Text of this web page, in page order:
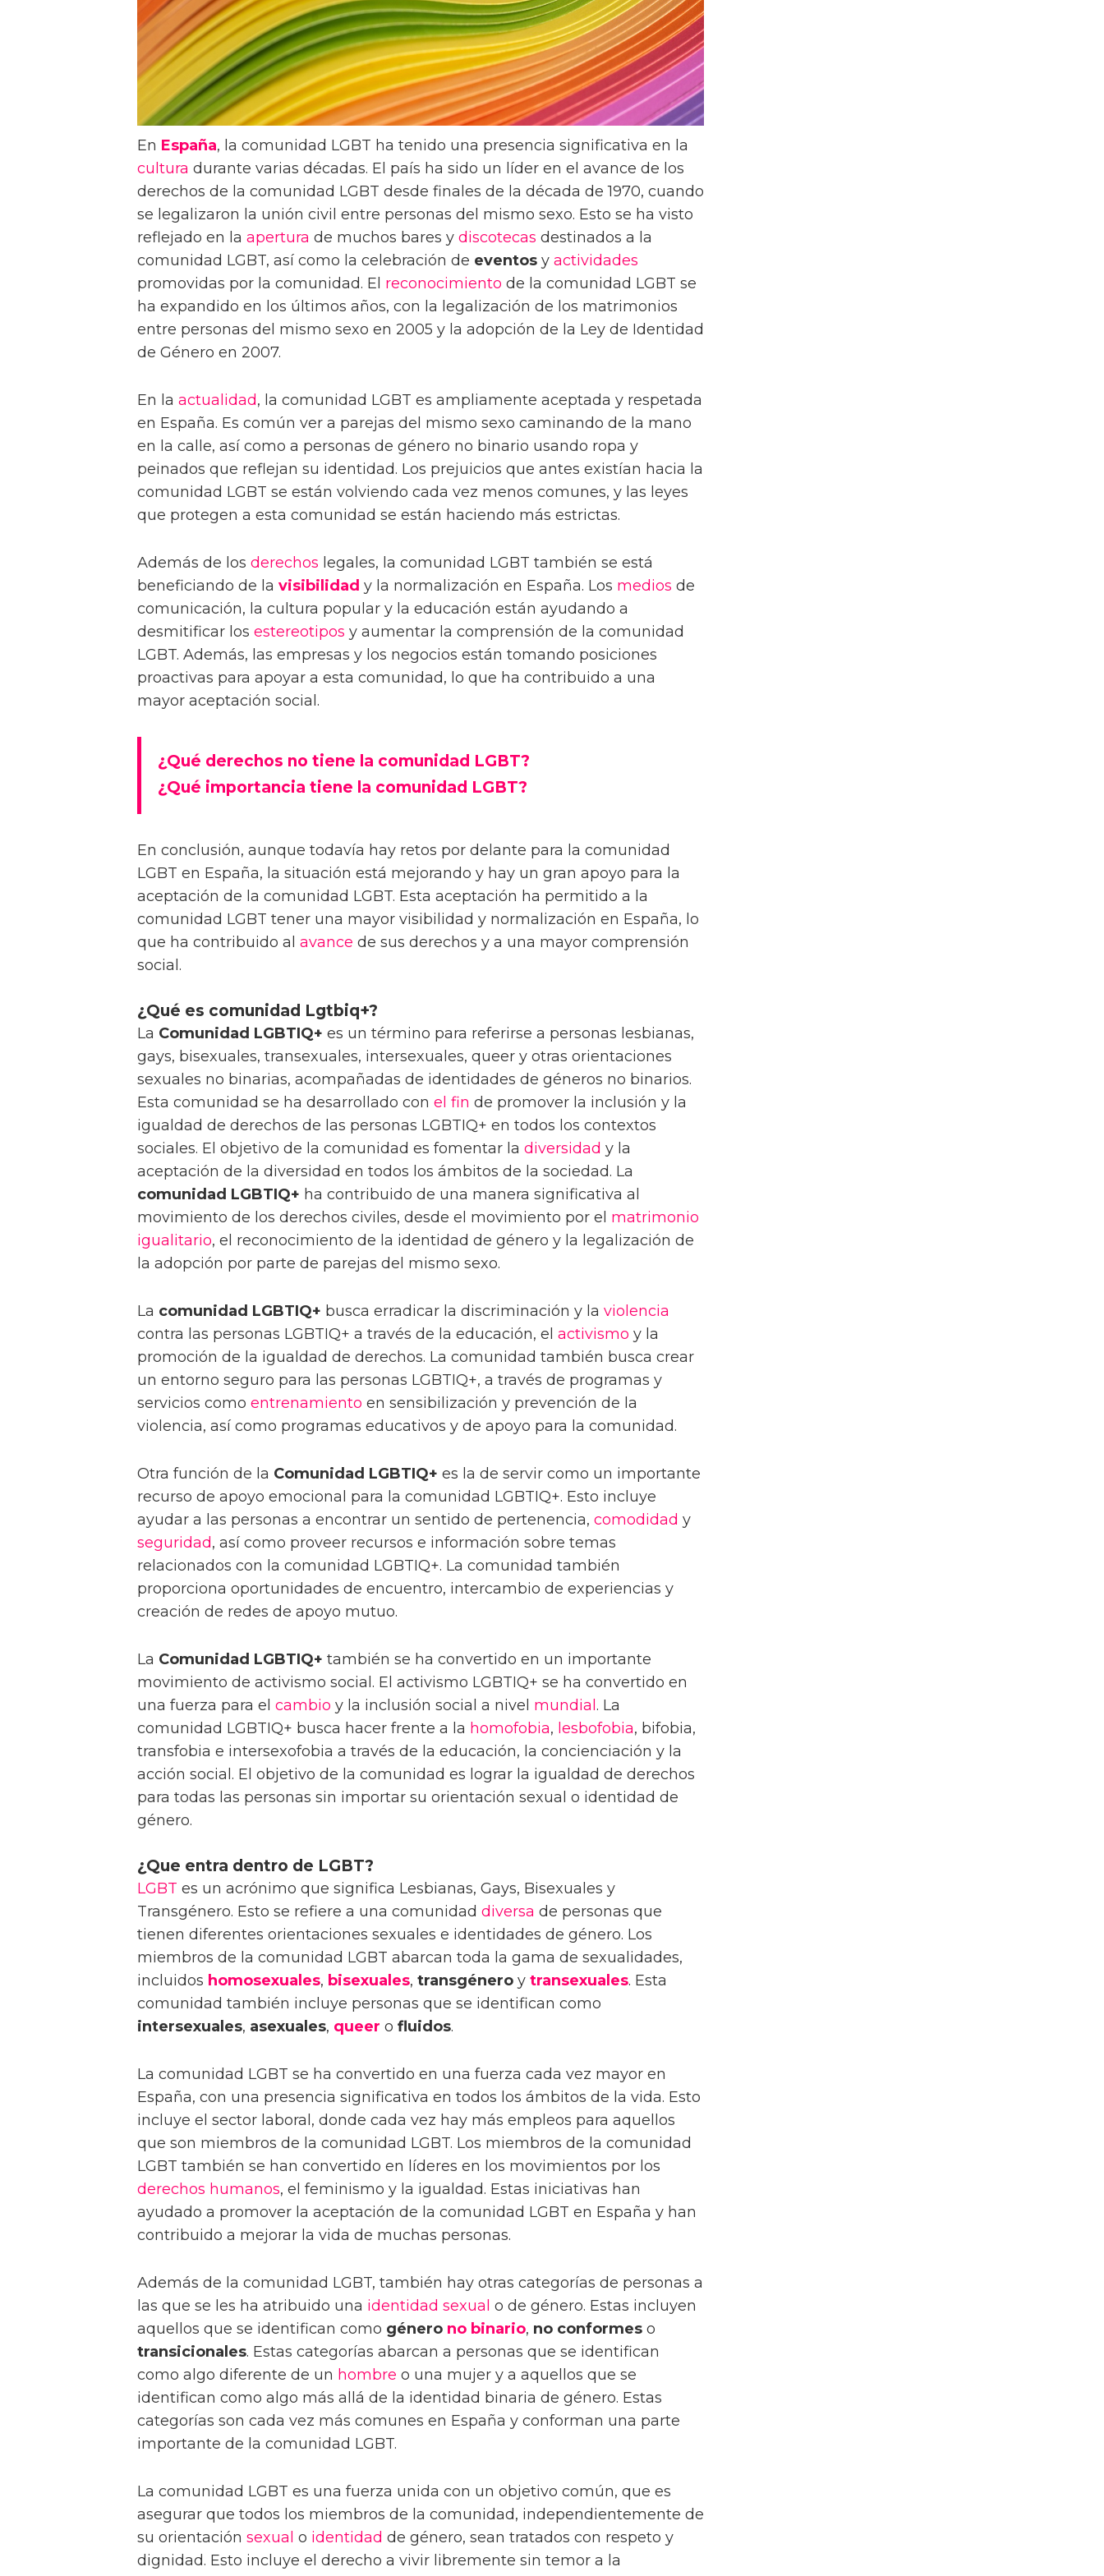
En España, la comunidad LGBT ha tenido una presencia significativa en la
cultura durante varias décadas. El país ha sido un líder en el avance de los
derechos de la comunidad LGBT desde finales de la década de 1970, cuando
se legalizaron la unión civil entre personas del mismo sexo. Esto se ha visto
reflejado en la apertura de muchos bares y discotecas destinados a la
comunidad LGBT, así como la celebración de eventos y actividades
promovidas por la comunidad. El reconocimiento de la comunidad LGBT se
ha expandido en los últimos años, con la legalización de los matrimonios
entre personas del mismo sexo en 2005 y la adopción de la Ley de Identidad
de Género en 2007.
En la actualidad, la comunidad LGBT es ampliamente aceptada y respetada
en España. Es común ver a parejas del mismo sexo caminando de la mano
en la calle, así como a personas de género no binario usando ropa y
peinados que reflejan su identidad. Los prejuicios que antes existían hacia la
comunidad LGBT se están volviendo cada vez menos comunes, y las leyes
que protegen a esta comunidad se están haciendo más estrictas.
Además de los derechos legales, la comunidad LGBT también se está
beneficiando de la visibilidad y la normalización en España. Los medios de
comunicación, la cultura popular y la educación están ayudando a
desmitificar los estereotipos y aumentar la comprensión de la comunidad
LGBT. Además, las empresas y los negocios están tomando posiciones
proactivas para apoyar a esta comunidad, lo que ha contribuido a una
mayor aceptación social.
¿Qué derechos no tiene la comunidad LGBT?
¿Qué importancia tiene la comunidad LGBT?
En conclusión, aunque todavía hay retos por delante para la comunidad
LGBT en España, la situación está mejorando y hay un gran apoyo para la
aceptación de la comunidad LGBT. Esta aceptación ha permitido a la
comunidad LGBT tener una mayor visibilidad y normalización en España, lo
que ha contribuido al avance de sus derechos y a una mayor comprensión
social.
¿Qué es comunidad Lgtbiq+?
La Comunidad LGBTIQ+ es un término para referirse a personas lesbianas,
gays, bisexuales, transexuales, intersexuales, queer y otras orientaciones
sexuales no binarias, acompañadas de identidades de géneros no binarios.
Esta comunidad se ha desarrollado con el fin de promover la inclusión y la
igualdad de derechos de las personas LGBTIQ+ en todos los contextos
sociales. El objetivo de la comunidad es fomentar la diversidad y la
aceptación de la diversidad en todos los ámbitos de la sociedad. La
comunidad LGBTIQ+ ha contribuido de una manera significativa al
movimiento de los derechos civiles, desde el movimiento por el matrimonio
igualitario, el reconocimiento de la identidad de género y la legalización de
la adopción por parte de parejas del mismo sexo.
La comunidad LGBTIQ+ busca erradicar la discriminación y la violencia
contra las personas LGBTIQ+ a través de la educación, el activismo y la
promoción de la igualdad de derechos. La comunidad también busca crear
un entorno seguro para las personas LGBTIQ+, a través de programas y
servicios como entrenamiento en sensibilización y prevención de la
violencia, así como programas educativos y de apoyo para la comunidad.
Otra función de la Comunidad LGBTIQ+ es la de servir como un importante
recurso de apoyo emocional para la comunidad LGBTIQ+. Esto incluye
ayudar a las personas a encontrar un sentido de pertenencia, comodidad y
seguridad, así como proveer recursos e información sobre temas
relacionados con la comunidad LGBTIQ+. La comunidad también
proporciona oportunidades de encuentro, intercambio de experiencias y
creación de redes de apoyo mutuo.
La Comunidad LGBTIQ+ también se ha convertido en un importante
movimiento de activismo social. El activismo LGBTIQ+ se ha convertido en
una fuerza para el cambio y la inclusión social a nivel mundial . La
comunidad LGBTIQ+ busca hacer frente a la homofobia, lesbofobia, bifobia,
transfobia e intersexofobia a través de la educación, la concienciación y la
acción social. El objetivo de la comunidad es lograr la igualdad de derechos
para todas las personas sin importar su orientación sexual o identidad de
género.
¿Que entra dentro de LGBT?
LGBT es un acrónimo que significa Lesbianas, Gays, Bisexuales y
Transgénero. Esto se refiere a una comunidad diversa de personas que
tienen diferentes orientaciones sexuales e identidades de género. Los
miembros de la comunidad LGBT abarcan toda la gama de sexualidades,
incluidos homosexuales, bisexuales, transgénero y transexuales. Esta
comunidad también incluye personas que se identifican como
intersexuales, asexuales, queer o fluidos.
La comunidad LGBT se ha convertido en una fuerza cada vez mayor en
España, con una presencia significativa en todos los ámbitos de la vida. Esto
incluye el sector laboral, donde cada vez hay más empleos para aquellos
que son miembros de la comunidad LGBT. Los miembros de la comunidad
LGBT también se han convertido en líderes en los movimientos por los
derechos humanos, el feminismo y la igualdad. Estas iniciativas han
ayudado a promover la aceptación de la comunidad LGBT en España y han
contribuido a mejorar la vida de muchas personas.
Además de la comunidad LGBT, también hay otras categorías de personas a
las que se les ha atribuido una identidad sexual o de género. Estas incluyen
aquellos que se identifican como género no binario, no conformes o
transicionales. Estas categorías abarcan a personas que se identifican
como algo diferente de un hombre o una mujer y a aquellos que se
identifican como algo más allá de la identidad binaria de género. Estas
categorías son cada vez más comunes en España y conforman una parte
importante de la comunidad LGBT.
La comunidad LGBT es una fuerza unida con un objetivo común, que es
asegurar que todos los miembros de la comunidad, independientemente de
su orientación sexual o identidad de género, sean tratados con respeto y
dignidad. Esto incluye el derecho a vivir libremente sin temor a la